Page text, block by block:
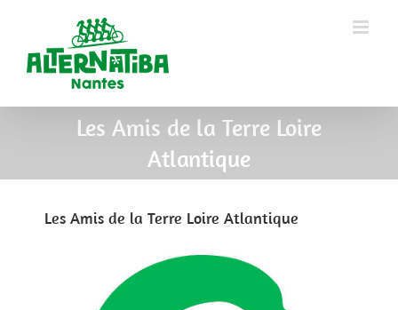
Les Amis de la Terre Loire
Atlantique
Les Amis de la Terre Loire Atlantique